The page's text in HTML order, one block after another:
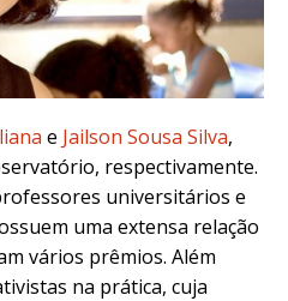
e Jailson Sousa Silva,
respectivamente.
universitários e
uma extensa relação
vários prêmios. Além
na prática, cuja